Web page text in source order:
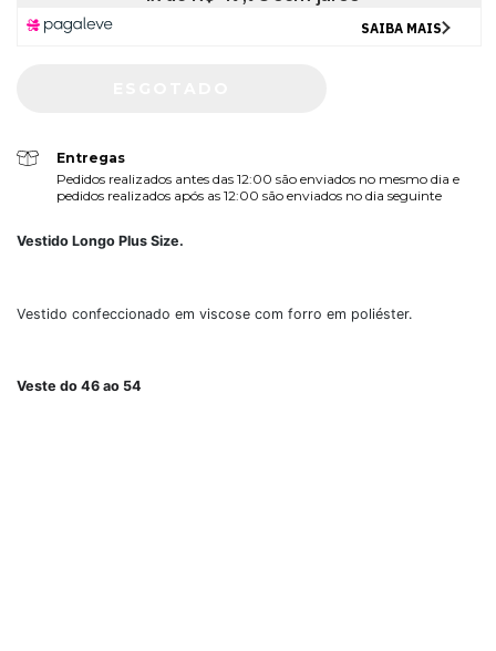
Entregas
Pedidos realizados antes das 12:00 são enviados no mesmo dia e
pedidos realizados após as 12:00 são enviados no dia seguinte
Vestido Longo Plus Size.
Vestido confeccionado em viscose com forro em poliéster.
Veste do 46 ao 54